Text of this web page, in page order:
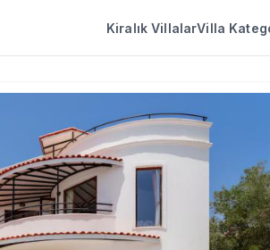
Kiralık VillalarVilla